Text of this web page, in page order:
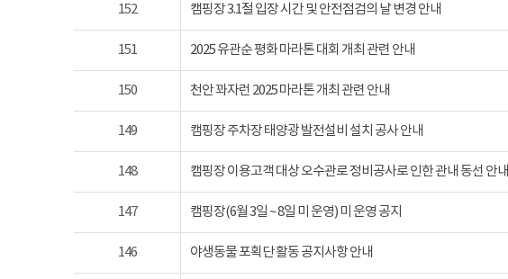
152 캠핑장 3.1절 입장 시간 및 안전점검의 날 변경 안내
151 2025 유관순 평화 마라톤 대회 개최 관련 안내
150 천안 꽈자런 2025 마라톤 개최 관련 안내
149 캠핑장 주차장 태양광 발전설비 설치 공사 안내
148 캠핑장 이용고객 대상 오수관로 정비공사로 인한 관내 동선 안내
147 캠핑장(6월 3일 ~ 8일 미 운영) 미 운영 공지
146 야생동물 포획단 활동 공지사항 안내